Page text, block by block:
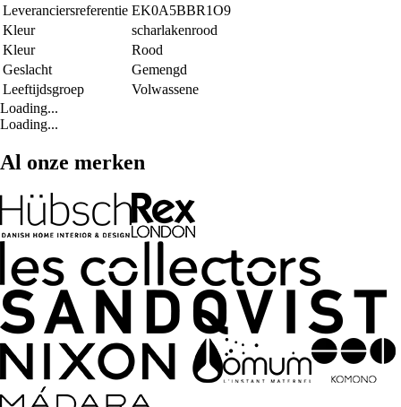
Leveranciersreferentie EK0A5BBR1O9
Kleur
scharlakenrood
Kleur
Rood
Geslacht
Gemengd
Leeftijdsgroep
Volwassene
Loading...
Loading...
Al onze merken